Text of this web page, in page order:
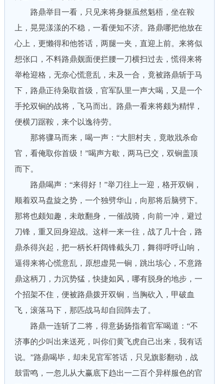
路鼎举目一看，只见来将身躯虽然魁梧，坐在鞍
上，晃晃漾漾的不稳，一看便知不济。路鼎哪把他放在
心上，更懒得和他答话，两腿一夹，直迎上前。来将似
想张口，不料路鼎觌面便拦腰一刀横扫过去，慌得来将
举枪迎格，无奈心慌意乱，未及一合，竟被路鼎斩于马
下，路鼎正待枭取首级，官军队里一声大喝，又是一个
手抡双锏的战将，飞马而出。路鼎一看来将颇为精悍，
便横刀踞鞍，来个以逸待劳。
那将骤马而来，喝一声：“大胆村夫，竟敢戕杀命
官，看俺取你首级！”喝声方歇，两马已交，双锏盖顶
而下。
路鼎喝声：“来得好！”举刀往上一迎，格开双锏，
顺着双马盘旋之势，一个独劈华山，向那将后脑劈下。
那将也颇知趣，未敢翻身，一催战骑，向前一冲，避过
刀锋，重又回身迎战。这样一来一往，战了几十合，路
鼎杀得兴起，把一柄长杆阔锋截头刀，舞得呼呼山响，
逼得来将心慌意乱，原想虚晃一锏，跳出垓心，不意路
鼎这柄刀，力沉势猛，快捷如风，哪有脱身的地步，一
个招架不住，便被路鼎拨开双锏，当胸砍入，甲破血
飞，滚落马下，那匹战马却自回阵去了。
路鼎一连斩了二将，得意扬扬指着官军喝道：“不
济事的少叫出来送死，叫你们黄飞虎自己出来，我有话
说。”路鼎喝毕，却未见官军答话，只见旗影翻动，战
鼓雷鸣，一忽儿从大赢底下趋出一二百个异样服色的官